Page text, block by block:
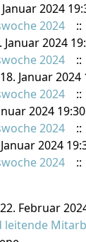
2024
2024
2024
2024
Januar 2024
2024
2024
2024
2024
2024
Februar
leitende